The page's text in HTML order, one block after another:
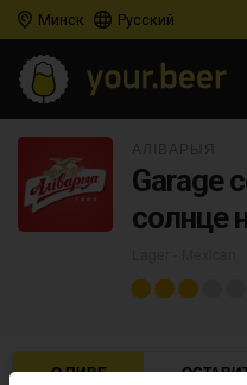
Минск Русский
Garage
солнце
О ПИВЕ